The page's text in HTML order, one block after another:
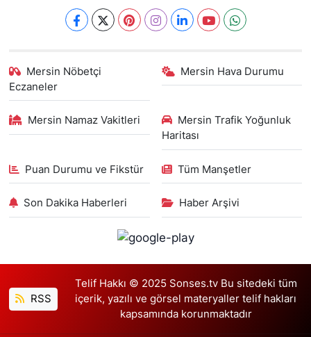
Mersin Nöbetçi
Eczaneler
Mersin Hava Durumu
Mersin Namaz Vakitleri
Mersin Trafik Yoğunluk
Haritası
Puan Durumu ve Fikstür Tüm Manşetler
Son Dakika Haberleri Haber Arşivi
RSS
Telif Hakkı © 2025 Sonses.tv Bu sitedeki tüm
içerik, yazılı ve görsel materyaller telif hakları
kapsamında korunmaktadır